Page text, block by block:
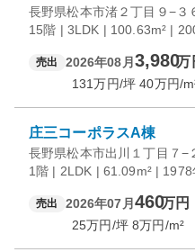
長野県松本市渚２丁目９−３
15階 | 3LDK | 100.63m² |
売出 2026年08月 3,980万
131万円/坪 40万円/
庄三コーポラスA棟
長野県松本市出川１丁目７−
1階 | 2LDK | 61.09m² | 1978
売出 2026年07月 460万円
25万円/坪 8万円/m²